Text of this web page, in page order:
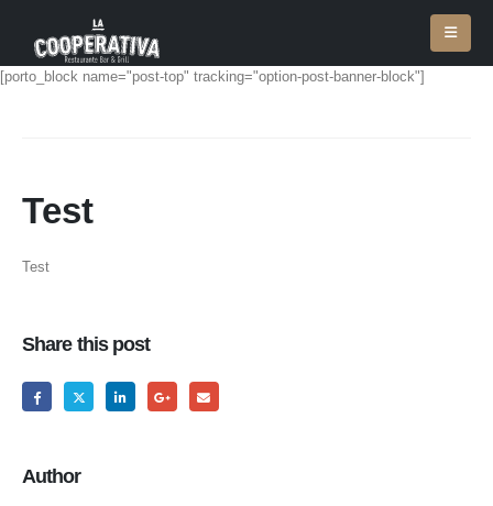
[porto_block name="post-top" tracking="option-post-banner-block"]
Test
Test
Share this post
Author